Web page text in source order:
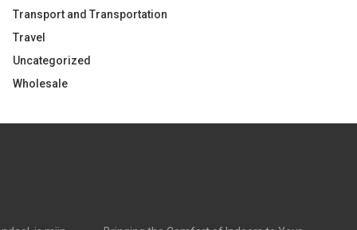
Transport and Transportation
Travel
Uncategorized
Wholesale